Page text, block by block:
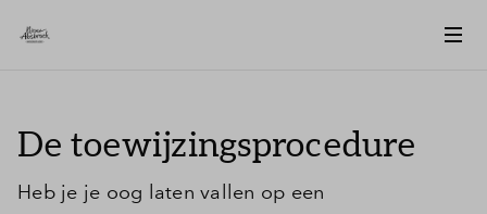
De toewijzingsprocedure
Heb je je oog laten vallen op een